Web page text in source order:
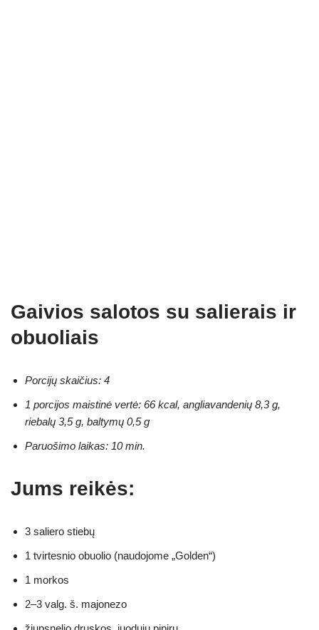
Gaivios salotos su salierais ir
obuoliais
Porcijų skaičius: 4
1 porcijos maistinė vertė: 66 kcal, angliavandenių 8,3 g,
riebalų 3,5 g, baltymų 0,5 g
Paruošimo laikas: 10 min.
Jums reikės:
3 saliero stiebų
1 tvirtesnio obuolio (naudojome „Golden“)
1 morkos
2–3 valg. š. majonezo